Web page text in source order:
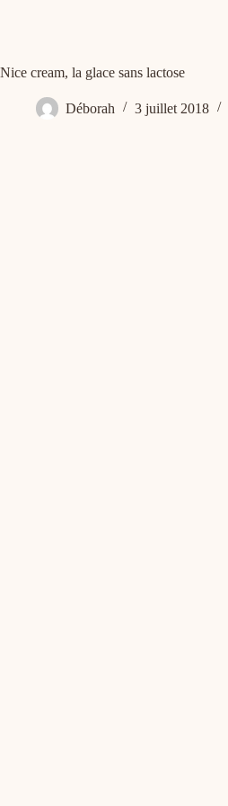
Nice cream, la glace sans lactose
Déborah 3 juillet 2018